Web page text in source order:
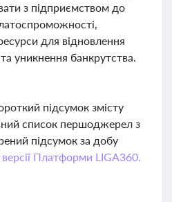
з підприємством до
для відновлення
уникнення банкрутства.
підсумок змісту
список першоджерел з
підсумок за добу
версії Платформи LIGA360.